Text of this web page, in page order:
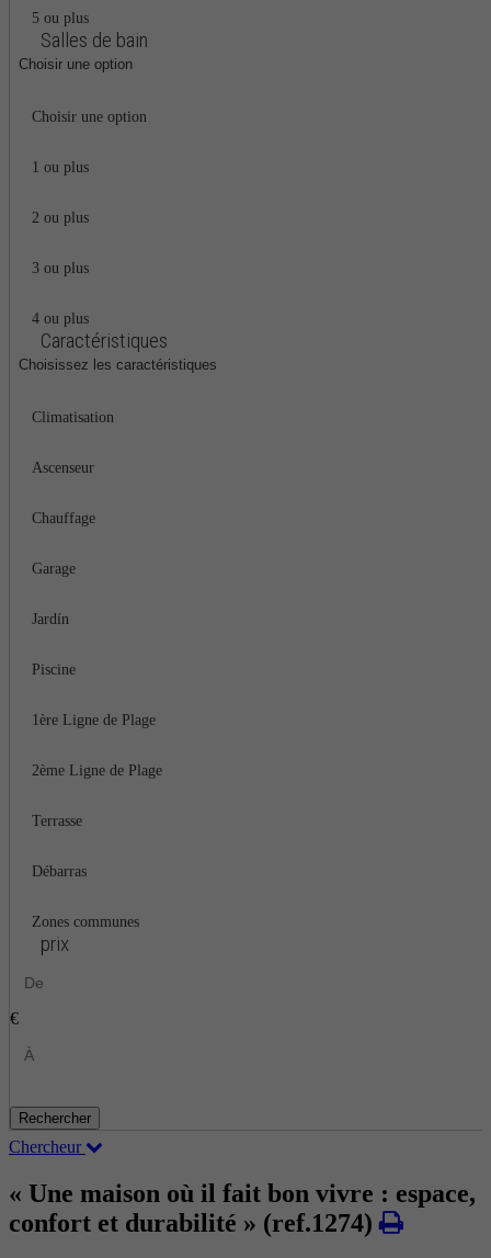
5 ou plus
Salles de bain
Choisir une option
Choisir une option
1 ou plus
2 ou plus
3 ou plus
4 ou plus
Caractéristiques
Choisissez les caractéristiques
Climatisation
Ascenseur
Chauffage
Garage
Jardín
Piscine
1ère Ligne de Plage
2ème Ligne de Plage
Terrasse
Débarras
Zones communes
prix
€
Rechercher
Chercheur
« Une maison où il fait bon vivre : espace,
confort et durabilité » (ref.1274)